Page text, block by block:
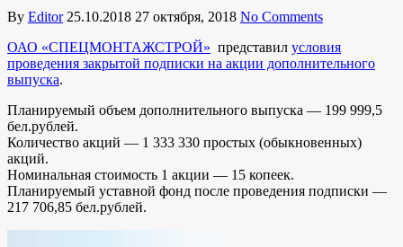
By Editor 25.10.2018 27 октября, 2018 No Comments
ОАО «СПЕЦМОНТАЖСТРОЙ» представил условия
проведения закрытой подписки на акции дополнительного
выпуска.
Планируемый объем дополнительного выпуска — 199 999,5
бел.рублей.
Количество акций — 1 333 330 простых (обыкновенных)
акций.
Номинальная стоимость 1 акции — 15 копеек.
Планируемый уставной фонд после проведения подписки —
217 706,85 бел.рублей.